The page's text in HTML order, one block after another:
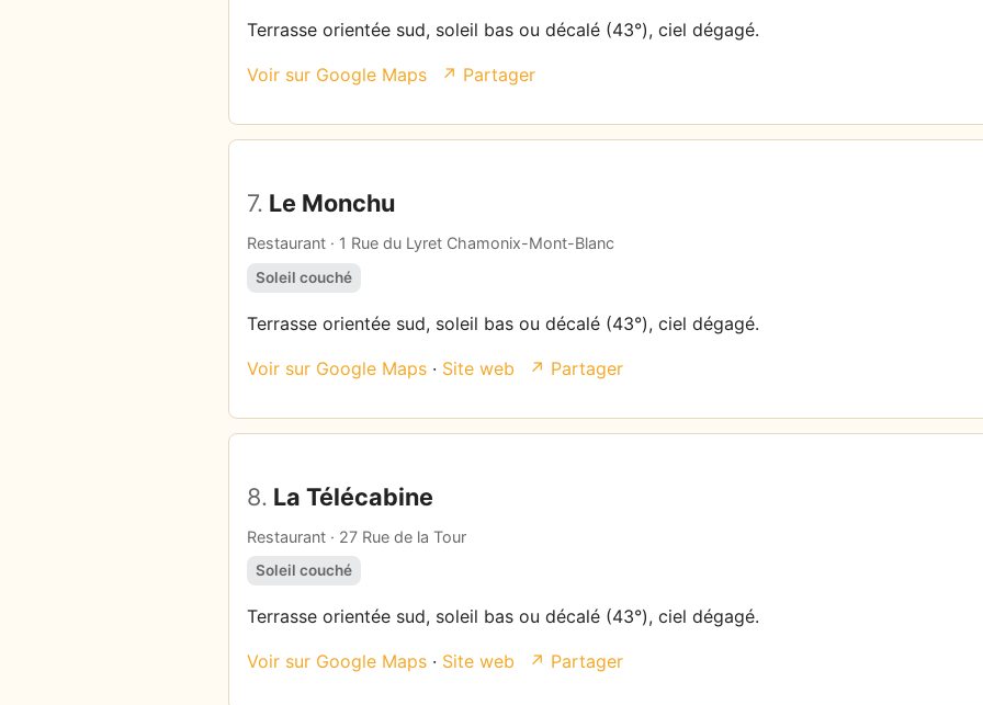
Terrasse orientée sud, soleil bas ou décalé (43°), ciel dégagé.
Voir sur Google Maps ↗ Partager
7. Le Monchu
Restaurant · 1 Rue du Lyret Chamonix-Mont-Blanc
Soleil couché
Terrasse orientée sud, soleil bas ou décalé (43°), ciel dégagé.
Voir sur Google Maps · Site web ↗ Partager
8. La Télécabine
Restaurant · 27 Rue de la Tour
Soleil couché
Terrasse orientée sud, soleil bas ou décalé (43°), ciel dégagé.
Voir sur Google Maps · Site web ↗ Partager